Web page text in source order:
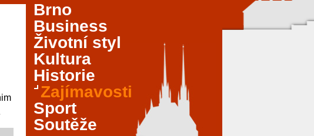
Brno
Business
Životní styl
Kultura
Historie
Zajímavosti
Sport
Soutěže